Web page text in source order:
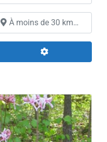
À moins de 30 km…